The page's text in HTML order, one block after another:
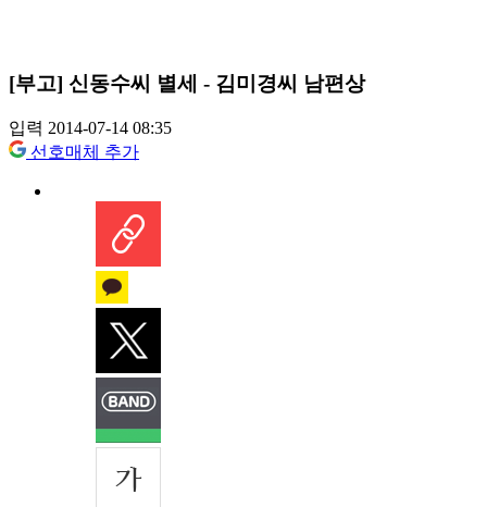
[부고] 신동수씨 별세 - 김미경씨 남편상
입력 2014-07-14 08:35
선호매체 추가